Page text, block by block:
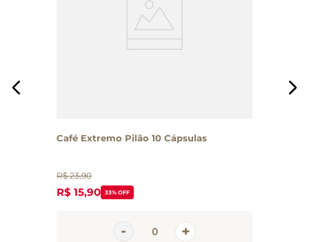
Café Extremo Pilão 10 Cápsulas
R$ 23,90
R$ 15,90 33% OFF